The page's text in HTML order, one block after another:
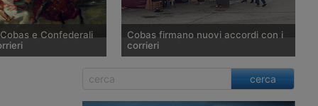
e Confederali
la Fedit per rinnovare
Cobas firmano nuovi accordi con i
corrieri
I sindacati autonomi SI Cobas e ADL
Cobas hanno firmato il 14 marzo
cerca